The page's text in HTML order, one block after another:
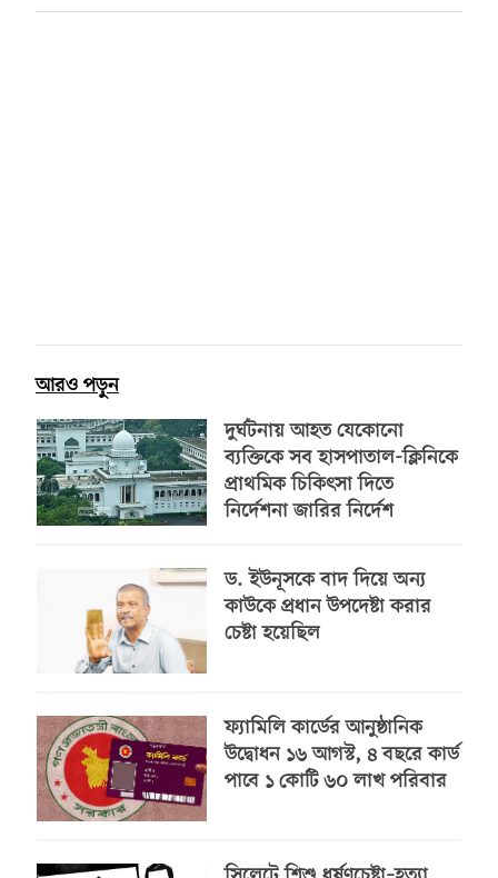
আরও পড়ুন
দুর্ঘটনায় আহত যেকোনো
ব্যক্তিকে সব হাসপাতাল-ক্লিনিকে
প্রাথমিক চিকিৎসা দিতে
নির্দেশনা জারির নির্দেশ
ড. ইউনূসকে বাদ দিয়ে অন্য
কাউকে প্রধান উপদেষ্টা করার
চেষ্টা হয়েছিল
ফ্যামিলি কার্ডের আনুষ্ঠানিক
উদ্বোধন ১৬ আগস্ট, ৪ বছরে কার্ড
পাবে ১ কোটি ৬০ লাখ পরিবার